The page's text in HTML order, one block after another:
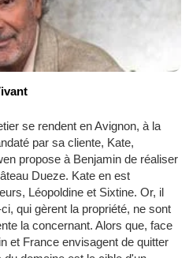
se rendent en Avignon, à la
par sa cliente, Kate,
propose à Benjamin de réaliser
Dueze. Kate en est
Léopoldine et Sixtine. Or, il
qui gèrent la propriété, ne sont
la concernant. Alors que, face
et France envisagent de quitter